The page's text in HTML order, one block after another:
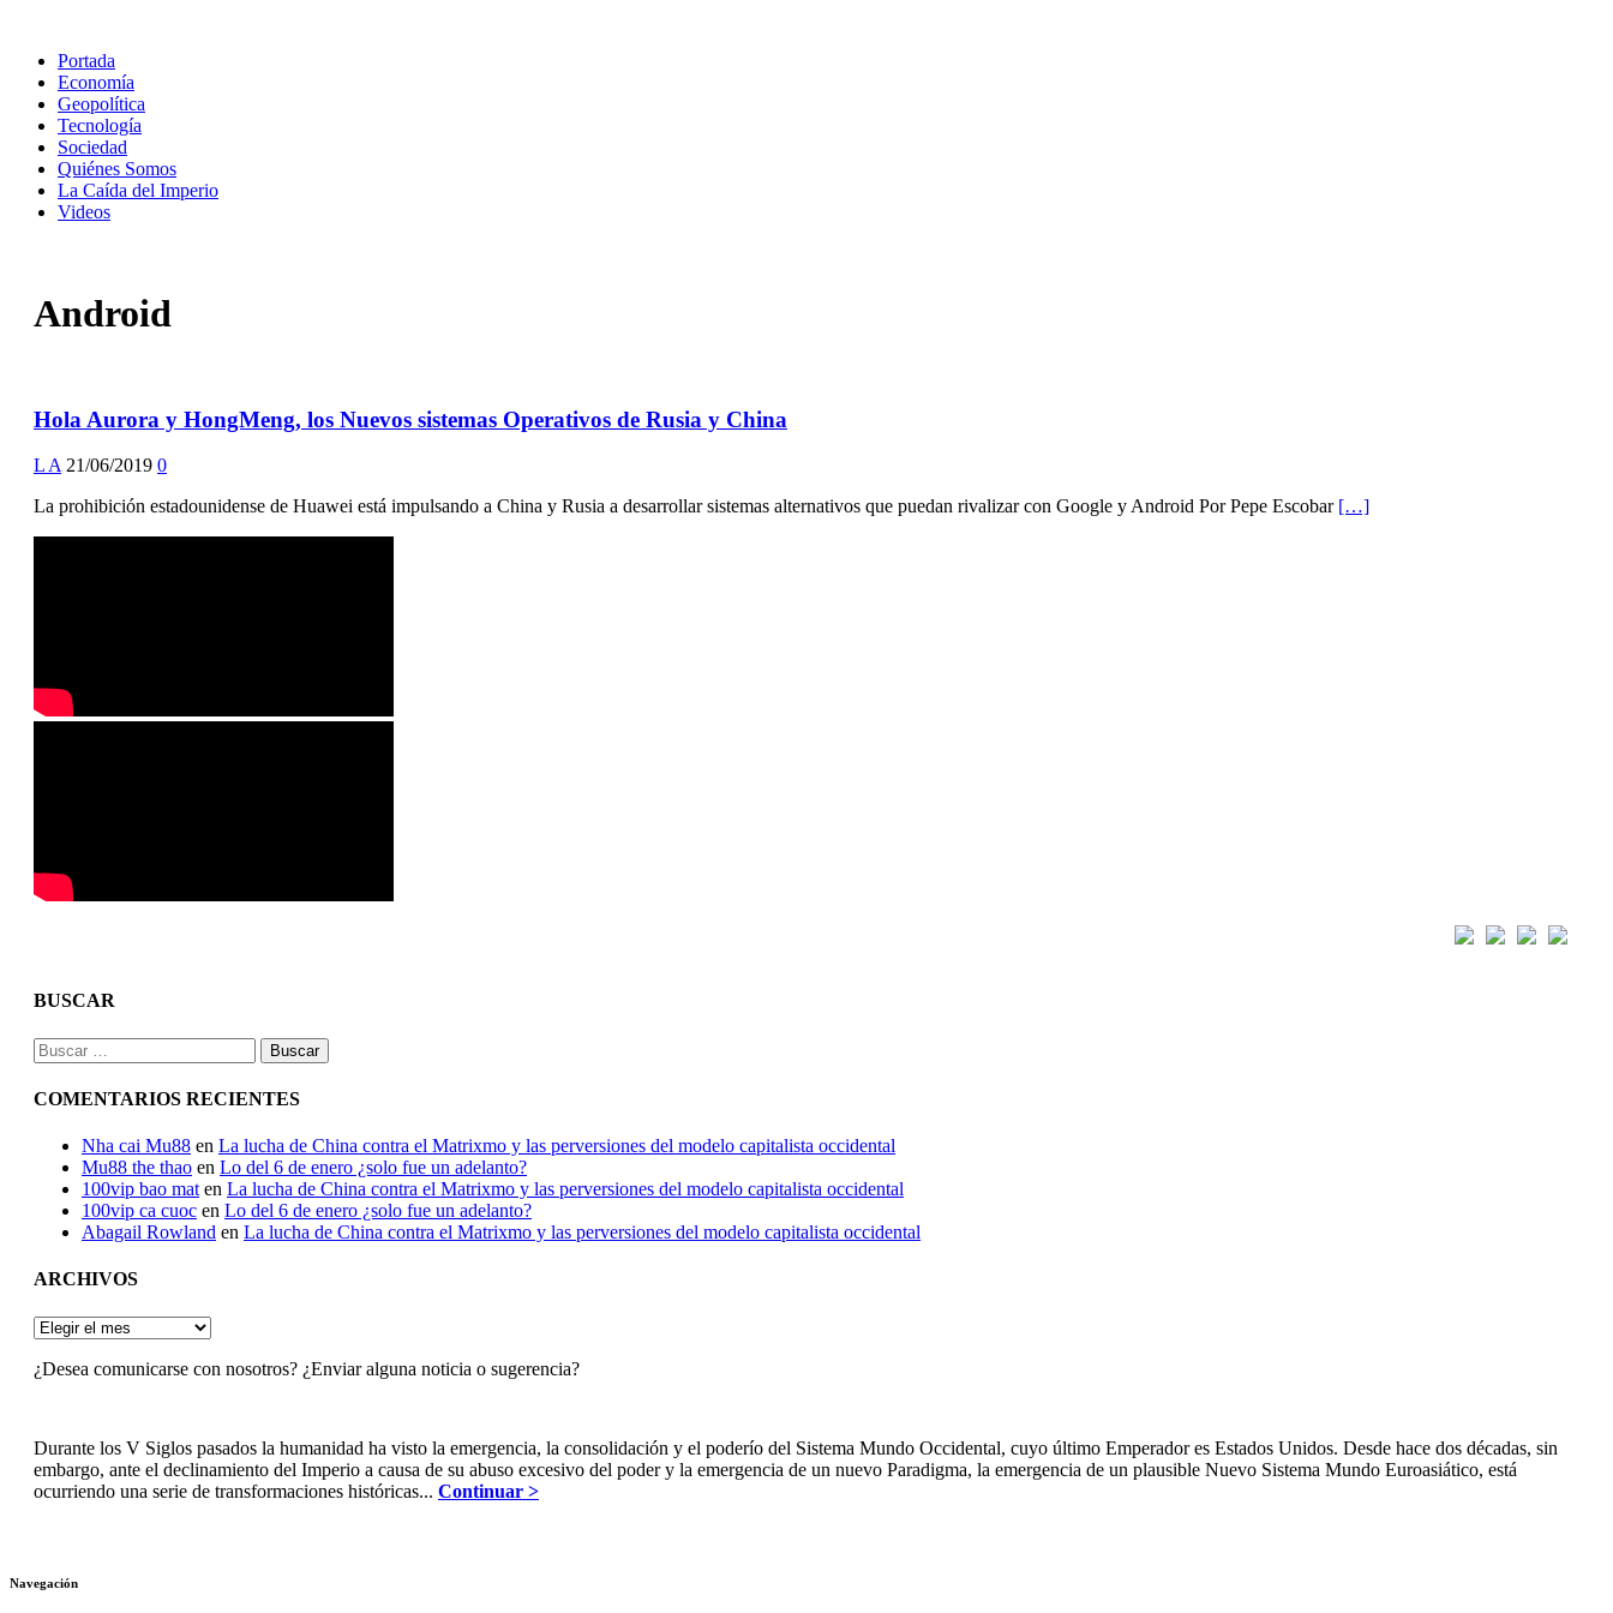
Portada
Economía
Geopolítica
Tecnología
Sociedad
Quiénes Somos
La Caída del Imperio
Videos
Android
Hola Aurora y HongMeng, los Nuevos sistemas Operativos de Rusia y China
L A 21/06/2019 0
La prohibición estadounidense de Huawei está impulsando a China y Rusia a desarrollar sistemas alternativos que puedan rivalizar con Google y Android Por Pepe Escobar […]
BUSCAR
Buscar:
COMENTARIOS RECIENTES
Nha cai Mu88 en La lucha de China contra el Matrixmo y las perversiones del modelo capitalista occidental
Mu88 the thao en Lo del 6 de enero ¿solo fue un adelanto?
100vip bao mat en La lucha de China contra el Matrixmo y las perversiones del modelo capitalista occidental
100vip ca cuoc en Lo del 6 de enero ¿solo fue un adelanto?
Abagail Rowland en La lucha de China contra el Matrixmo y las perversiones del modelo capitalista occidental
ARCHIVOS
ARCHIVOS
¿Desea comunicarse con nosotros? ¿Enviar alguna noticia o sugerencia?
Durante los V Siglos pasados la humanidad ha visto la emergencia, la consolidación y el poderío del Sistema Mundo Occidental, cuyo último Emperador es Estados Unidos. Desde hace dos décadas, sin
embargo, ante el declinamiento del Imperio a causa de su abuso excesivo del poder y la emergencia de un nuevo Paradigma, la emergencia de un plausible Nuevo Sistema Mundo Euroasiático, está
ocurriendo una serie de transformaciones históricas... Continuar >
Navegación